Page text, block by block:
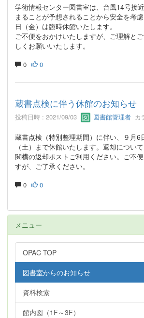
学術情報センター図書室は、台風14号接
まることが予想されることから安全を考
日（金）は臨時休館いたします。
ご不便をおかけいたしますが、ご理解と
しくお願いいたします。
0 0
蔵書点検に伴う休館のお知らせ
投稿日時 : 2021/09/03 図書館管理者 カ
蔵書点検（特別整理期間）に伴い、９月6
（土）まで休館いたします。返却につい
関横の返却ポストご利用ください。ご不
すが、ご了承ください。
0 0
メニュー
OPAC TOP
図書室からのお知らせ
資料検索
館内図（1F～3F）